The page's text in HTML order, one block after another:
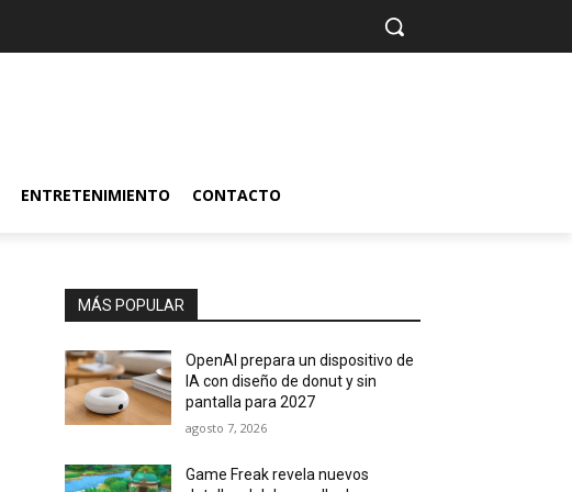
ENTRETENIMIENTO CONTACTO
MÁS POPULAR
OpenAI prepara un dispositivo de
IA con diseño de donut y sin
pantalla para 2027
agosto 7, 2026
Game Freak revela nuevos